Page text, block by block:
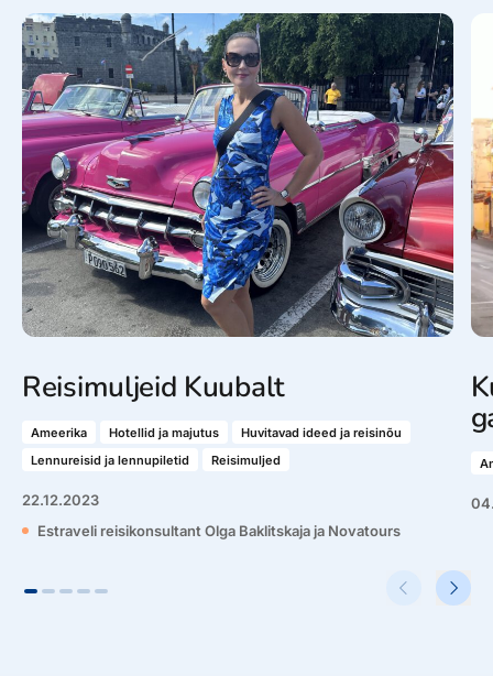
Reisimuljeid Kuubalt
Ameerika Hotellid ja majutus
Huvitavad ideed ja reisinõu
Lennureisid ja lennupiletid
Reisimuljed
22.12.2023
Estraveli reisikonsultant Olga Baklitskaja ja Novatours